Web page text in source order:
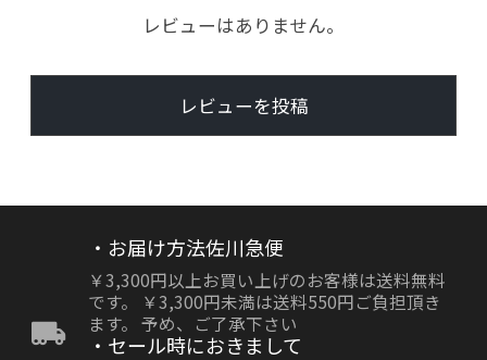
レビューはありません。
レビューを投稿
・お届け方法佐川急便
￥3,300円以上お買い上げのお客様は送料無料
です。 ￥3,300円未満は送料550円ご負担頂き
ます。 予め、ご了承下さい
・セール時におきまして